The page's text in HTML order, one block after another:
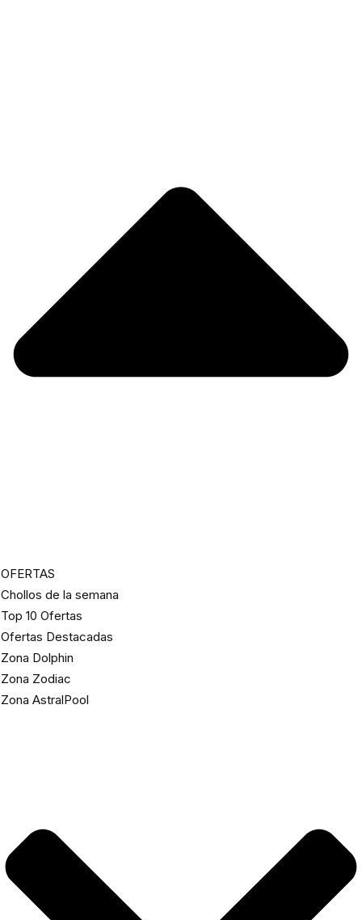
OFERTAS
Chollos de la semana
Top 10 Ofertas
Ofertas Destacadas
Zona Dolphin
Zona Zodiac
Zona AstralPool